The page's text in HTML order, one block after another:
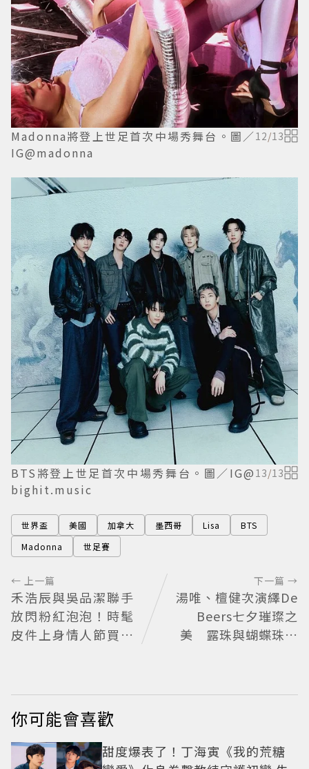
Madonna將登上世足首次中場秀舞台。圖／
IG@madonna
12/13
BTS將登上世足首次中場秀舞台。圖／IG@
bighit.music
13/13
世界盃 美國 加拿大 墨西哥 Lisa
BTS
Madonna
世足賽
← 上一篇
禾浩辰與吳品潔聯手
放閃粉紅泡泡！時髦
皮件上身情人節買物
下一篇 →
湯唯、檀健次演繹De
Beers七夕璀璨之
美 露珠與蝴蝶珠寶
你可能會喜歡
甜度爆表了！丁海寅《我的荒糖